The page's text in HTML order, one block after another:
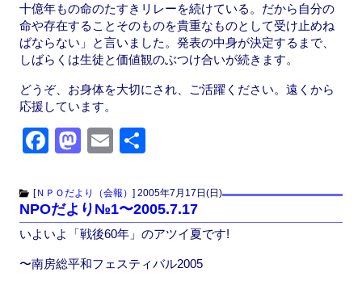
十億年もの命のたすきリレーを続けている。だから自分の
命や存在することそのものを貴重なものとして受け止めね
ばならない」と言いました。発表の中身が決定するまで、
しばらくは生徒と価値観のぶつけ合いが続きます。
どうぞ、お身体を大切にされ、ご活躍ください。遠くから
応援しています。
F
c
e
b
o
M
st
o
d
o
E
ail
[ＮＰＯだより（会報） ] 2005年7月17日(日)
NPOだより№1〜2005.7.17
いよいよ「戦後60年」のアツイ夏です!
〜南房総平和フェスティバル2005